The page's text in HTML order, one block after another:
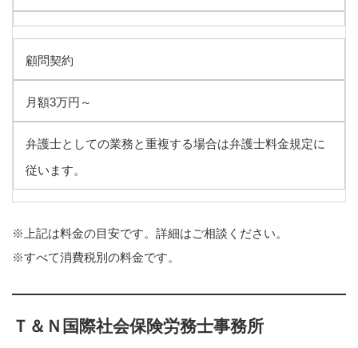
顧問契約
月額3万円～
弁護士としての業務と重複する場合は弁護士料金規定に
従います。
※上記は料金の目安です。詳細はご相談ください。
※すべて消費税別の料金です。
Ｔ＆Ｎ国際社会保険労務士事務所